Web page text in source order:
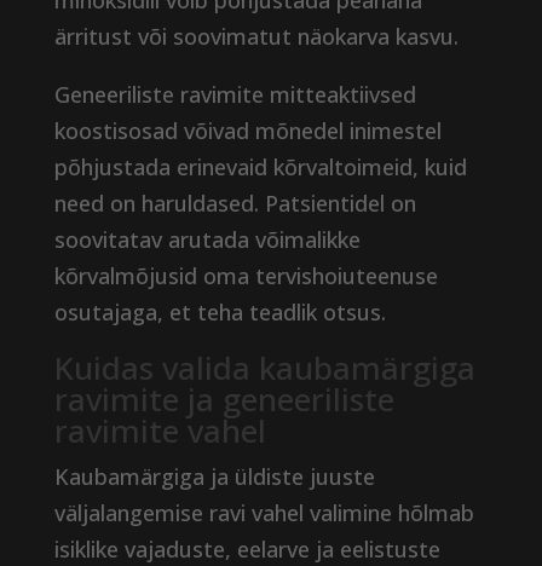
ärritust või soovimatut näokarva kasvu.
Geneeriliste ravimite mitteaktiivsed
koostisosad võivad mõnedel inimestel
põhjustada erinevaid kõrvaltoimeid, kuid
need on haruldased. Patsientidel on
soovitatav arutada võimalikke
kõrvalmõjusid oma tervishoiuteenuse
osutajaga, et teha teadlik otsus.
Kuidas valida kaubamärgiga
ravimite ja geneeriliste
ravimite vahel
Kaubamärgiga ja üldiste juuste
väljalangemise ravi vahel valimine hõlmab
isiklike vajaduste, eelarve ja eelistuste